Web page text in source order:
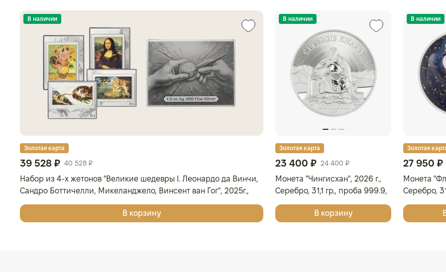
В наличии
Золотая карта
39 528 ₽ 40 528 ₽
Набор из 4-х жетонов "Великие шедевры I. Леонардо да Винчи,
Сандро Боттичелли, Микеланджело, Винсент ван Гог", 2025г.,
Серебро, 62,2 гр., проба 999, ГЕРМАНИЯ
В корзину
В наличии
Золотая карта
23 400 ₽ 24 400 ₽
Монета "Чингисхан", 2026 г.,
Серебро, 31,1 гр., проба 999.9,
МОНГОЛИЯ
В корзину
В наличии
Золотая
27 950 ₽
Монета
Серебро,
ОСТРОВА